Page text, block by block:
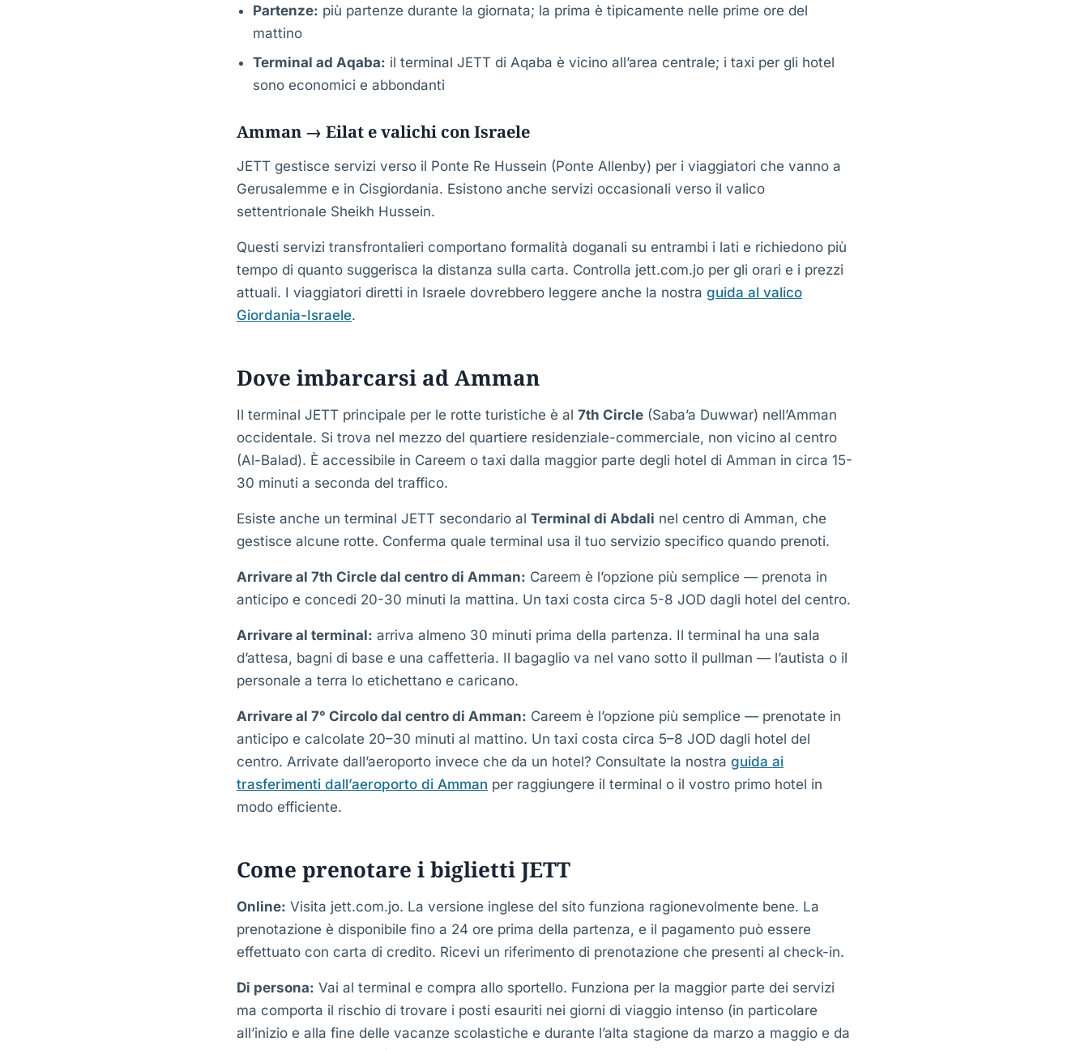
Partenze: più partenze durante la giornata; la prima è tipicamente nelle prime ore del
mattino
Terminal ad Aqaba: il terminal JETT di Aqaba è vicino all’area centrale; i taxi per gli hotel
sono economici e abbondanti
Amman → Eilat e valichi con Israele
JETT gestisce servizi verso il Ponte Re Hussein (Ponte Allenby) per i viaggiatori che vanno a
Gerusalemme e in Cisgiordania. Esistono anche servizi occasionali verso il valico
settentrionale Sheikh Hussein.
Questi servizi transfrontalieri comportano formalità doganali su entrambi i lati e richiedono più
tempo di quanto suggerisca la distanza sulla carta. Controlla jett.com.jo per gli orari e i prezzi
attuali. I viaggiatori diretti in Israele dovrebbero leggere anche la nostra guida al valico
Giordania-Israele.
Dove imbarcarsi ad Amman
Il terminal JETT principale per le rotte turistiche è al 7th Circle (Saba’a Duwwar) nell’Amman
occidentale. Si trova nel mezzo del quartiere residenziale-commerciale, non vicino al centro
(Al-Balad). È accessibile in Careem o taxi dalla maggior parte degli hotel di Amman in circa 15-
30 minuti a seconda del traffico.
Esiste anche un terminal JETT secondario al Terminal di Abdali nel centro di Amman, che
gestisce alcune rotte. Conferma quale terminal usa il tuo servizio specifico quando prenoti.
Arrivare al 7th Circle dal centro di Amman: Careem è l’opzione più semplice — prenota in
anticipo e concedi 20-30 minuti la mattina. Un taxi costa circa 5-8 JOD dagli hotel del centro.
Arrivare al terminal: arriva almeno 30 minuti prima della partenza. Il terminal ha una sala
d’attesa, bagni di base e una caffetteria. Il bagaglio va nel vano sotto il pullman — l’autista o il
personale a terra lo etichettano e caricano.
Arrivare al 7° Circolo dal centro di Amman: Careem è l’opzione più semplice — prenotate in
anticipo e calcolate 20–30 minuti al mattino. Un taxi costa circa 5–8 JOD dagli hotel del
centro. Arrivate dall’aeroporto invece che da un hotel? Consultate la nostra guida ai
trasferimenti dall’aeroporto di Amman per raggiungere il terminal o il vostro primo hotel in
modo efficiente.
Come prenotare i biglietti JETT
Online: Visita jett.com.jo. La versione inglese del sito funziona ragionevolmente bene. La
prenotazione è disponibile fino a 24 ore prima della partenza, e il pagamento può essere
effettuato con carta di credito. Ricevi un riferimento di prenotazione che presenti al check-in.
Di persona: Vai al terminal e compra allo sportello. Funziona per la maggior parte dei servizi
ma comporta il rischio di trovare i posti esauriti nei giorni di viaggio intenso (in particolare
all’inizio e alla fine delle vacanze scolastiche e durante l’alta stagione da marzo a maggio e da